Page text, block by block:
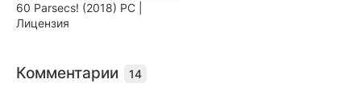
60 Parsecs! (2018) PC |
Лицензия
Комментарии 14